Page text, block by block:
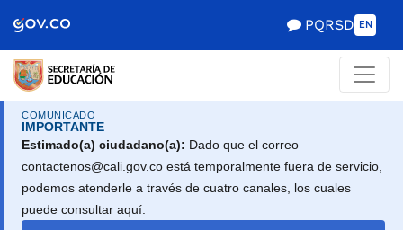
PQRSD EN
COMUNICADO
IMPORTANTE
Estimado(a) ciudadano(a): Dado que el correo
contactenos@cali.gov.co está temporalmente fuera de servicio,
podemos atenderle a través de cuatro canales, los cuales
puede consultar aquí.